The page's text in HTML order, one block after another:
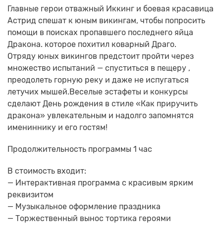
Главные герои отважный Иккинг и боевая красавица
Астрид спешат к юным викингам, чтобы попросить
помощи в поисках пропавшего последнего яйца
Дракона. которое похитил коварный Драго.
Отряду юных викингов предстоит пройти через
множество испытаний — спуститься в пещеру ,
преодолеть горную реку и даже не испугаться
летучих мышей.Веселые эстафеты и конкурсы
сделают День рождения в стиле «Как приручить
дракона» увлекательным и надолго запомнятся
имениннику и его гостям!
Продолжительность программы 1 час
В стоимость входит:
— Интерактивная программа с красивым ярким
реквизитом
— Музыкальное оформление праздника
— Торжественный вынос тортика героями